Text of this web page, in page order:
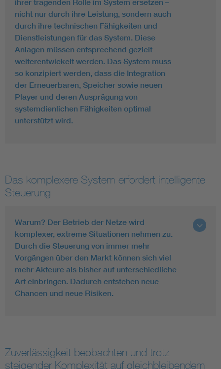
ihrer tragenden Rolle im System ersetzen –
nicht nur durch ihre Leistung, sondern auch
durch ihre technischen Fähigkeiten und
Dienstleistungen für das System. Diese
Anlagen müssen entsprechend gezielt
weiterentwickelt werden. Das System muss
so konzipiert werden, dass die Integration
der Erneuerbaren, Speicher sowie neuen
Player und deren Ausprägung von
systemdienlichen Fähigkeiten optimal
unterstützt wird.
Das komplexere System erfordert intelligente
Steuerung
Warum? Der Betrieb der Netze wird
komplexer, extreme Situationen nehmen zu.
Durch die Steuerung von immer mehr
Vorgängen über den Markt können sich viel
mehr Akteure als bisher auf unterschiedliche
Art einbringen. Dadurch entstehen neue
Chancen und neue Risiken.
Zuverlässigkeit beobachten und trotz
steigender Komplexität auf gleichbleibendem